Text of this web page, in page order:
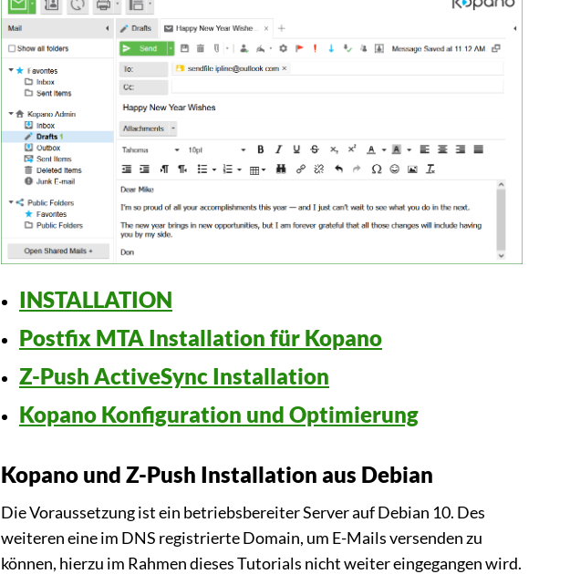
INSTALLATION
Postfix MTA Installation für Kopano
Z-Push ActiveSync Installation
Kopano Konfiguration und Optimierung
Kopano und Z-Push Installation aus Debian
Die Voraussetzung ist ein betriebsbereiter Server auf Debian 10. Des
weiteren eine im DNS registrierte Domain, um E-Mails versenden zu
können, hierzu im Rahmen dieses Tutorials nicht weiter eingegangen wird.